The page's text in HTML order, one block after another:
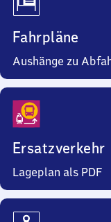
Fahrpläne
Aushänge zu
Ersatzverkehr
Lageplan als PDF